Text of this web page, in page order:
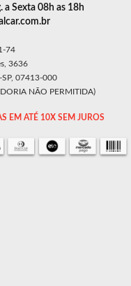
a Sexta 08h as 18h
74
3636
SP, 07413-000
NÃO PERMITIDA)
EM ATÉ 10X SEM JUROS